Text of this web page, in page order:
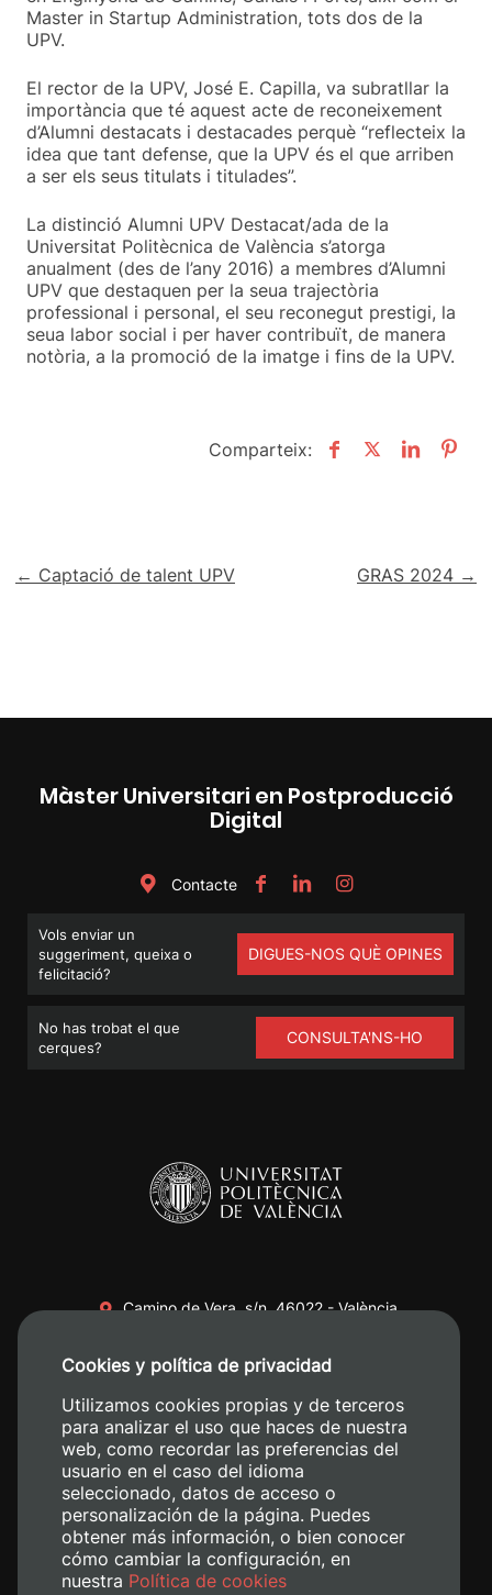
Master in Startup Administration, tots dos de la
UPV.
El rector de la UPV, José E. Capilla, va subratllar la
importància que té aquest acte de reconeixement
d’Alumni destacats i destacades perquè “reflecteix la
idea que tant defense, que la UPV és el que arriben
a ser els seus titulats i titulades”.
La distinció Alumni UPV Destacat/ada de la
Universitat Politècnica de València s’atorga
anualment (des de l’any 2016) a membres d’Alumni
UPV que destaquen per la seua trajectòria
professional i personal, el seu reconegut prestigi, la
seua labor social i per haver contribuït, de manera
notòria, a la promoció de la imatge i fins de la UPV.
Comparteix:
Navegació
← Captació de talent UPV GRAS 2024 →
Màster Universitari en Postproducció
Digital
Contacte
Vols enviar un
suggeriment, queixa o
felicitació?
DIGUES-NOS QUÈ OPINES
No has trobat el que
cerques?
CONSULTA'NS-HO
Camino de Vera, s/n. 46022 - València
+34 620 04 00 50
Cookies y política de privacidad
Utilizamos cookies propias y de terceros
para analizar el uso que haces de nuestra
web, como recordar las preferencias del
usuario en el caso del idioma
seleccionado, datos de acceso o
personalización de la página. Puedes
obtener más información, o bien conocer
cómo cambiar la configuración, en
nuestra Política de cookies